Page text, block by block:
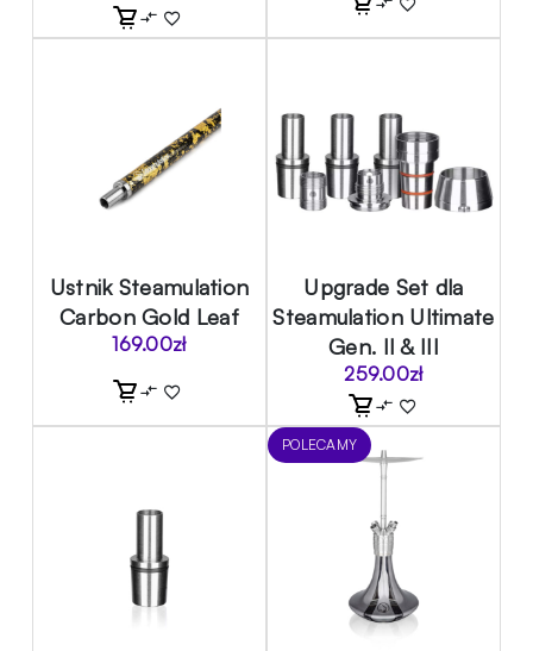
Ustnik Steamulation
Carbon Gold Leaf
169.00zł
Upgrade Set dla
Steamulation Ultimate
Gen. II & III
259.00zł
POLECAMY